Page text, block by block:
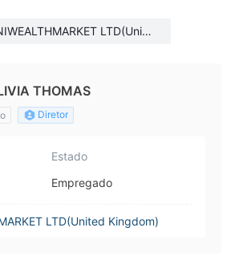
LTD(Unite
THOMAS
Diretor
Estado
Empregado
LTD(United Kingdom)